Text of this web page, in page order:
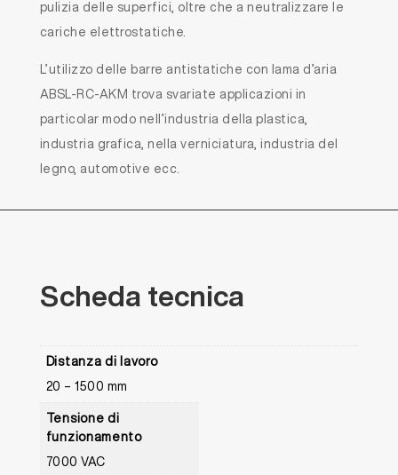
pulizia delle superfici, oltre che a neutralizzare le
cariche elettrostatiche.
L’utilizzo delle barre antistatiche con lama d’aria
ABSL-RC-AKM trova svariate applicazioni in
particolar modo nell’industria della plastica,
industria grafica, nella verniciatura, industria del
legno, automotive ecc.
Scheda tecnica
Distanza di lavoro
20 – 1500 mm
Tensione di
funzionamento
7000 VAC